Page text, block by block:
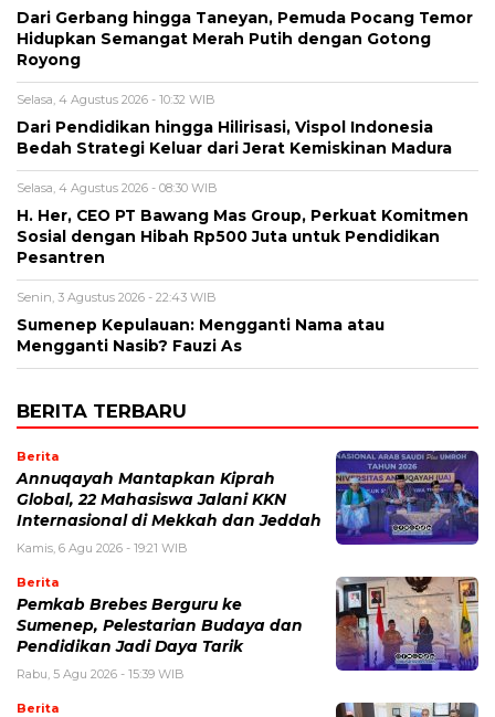
Dari Gerbang hingga Taneyan, Pemuda Pocang Temor
Hidupkan Semangat Merah Putih dengan Gotong
Royong
Selasa, 4 Agustus 2026 - 10:32 WIB
Dari Pendidikan hingga Hilirisasi, Vispol Indonesia
Bedah Strategi Keluar dari Jerat Kemiskinan Madura
Selasa, 4 Agustus 2026 - 08:30 WIB
H. Her, CEO PT Bawang Mas Group, Perkuat Komitmen
Sosial dengan Hibah Rp500 Juta untuk Pendidikan
Pesantren
Senin, 3 Agustus 2026 - 22:43 WIB
Sumenep Kepulauan: Mengganti Nama atau
Mengganti Nasib? Fauzi As
BERITA TERBARU
Berita
Annuqayah Mantapkan Kiprah
Global, 22 Mahasiswa Jalani KKN
Internasional di Mekkah dan Jeddah
Kamis, 6 Agu 2026 - 19:21 WIB
Berita
Pemkab Brebes Berguru ke
Sumenep, Pelestarian Budaya dan
Pendidikan Jadi Daya Tarik
Rabu, 5 Agu 2026 - 15:39 WIB
Berita